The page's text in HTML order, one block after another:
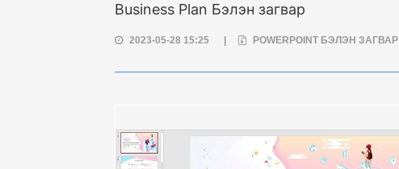
Business Plan Бэлэн загвар
2023-05-28 15:25 POWERPOINT БЭЛЭН ЗАГВАР